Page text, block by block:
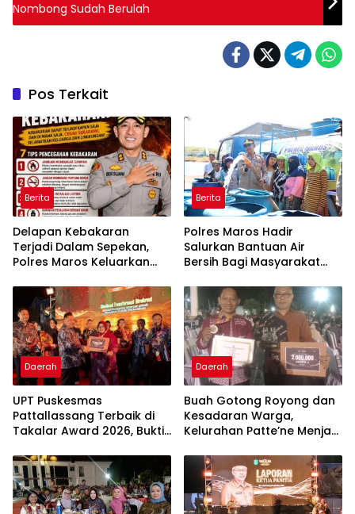
Nombong Sudah Berulah
Pos Terkait
Berita
Delapan Kebakaran
Terjadi Dalam Sepekan,
Polres Maros Keluarkan
Masyarakat
Berita
Polres Maros Hadir
Salurkan Bantuan Air
Bersih Bagi Masyarakat
Di Maros
Daerah
UPT Puskesmas
Pattallassang Terbaik di
Takalar Award 2026, Bukti
Pelayanan Kesehatan
Berkualitas
Daerah
Buah Gotong Royong dan
Kesadaran Warga,
Kelurahan Patte’ne Menjadi
2026